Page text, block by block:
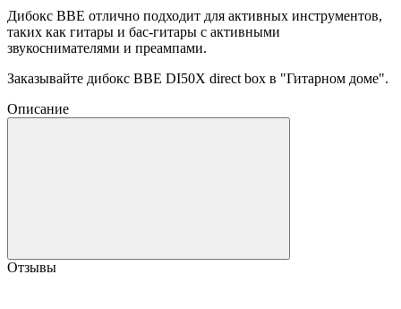
Дибокс BBE отлично подходит для активных инструментов,
таких как гитары и бас-гитары с активными
звукоснимателями и преампами.
Заказывайте дибокс BBE DI50X direct box в "Гитарном доме".
Описание
Отзывы